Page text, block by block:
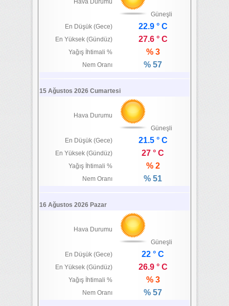
Hava Durumu
Güneşli
En Düşük (Gece)
22.9 ° C
En Yüksek (Gündüz) 27.6 ° C
Yağış İhtimali % % 3
Nem Oranı % 57
15 Ağustos 2026 Cumartesi
Hava Durumu
Güneşli
En Düşük (Gece)
21.5 ° C
En Yüksek (Gündüz) 27 ° C
Yağış İhtimali % % 2
Nem Oranı % 51
16 Ağustos 2026 Pazar
Hava Durumu
Güneşli
En Düşük (Gece)
22 ° C
En Yüksek (Gündüz) 26.9 ° C
Yağış İhtimali % % 3
Nem Oranı % 57